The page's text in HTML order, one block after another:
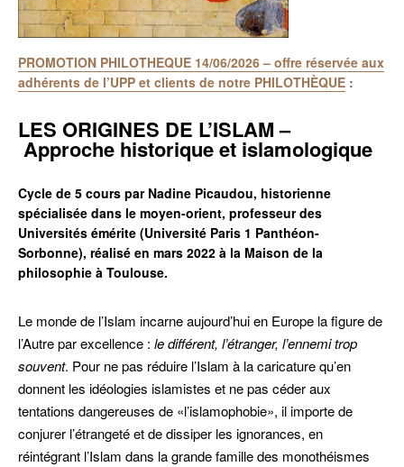
PROMOTION PHILOTHEQUE 14/06/2026 – offre réservée aux
adhérents de l’UPP et clients de notre PHILOTHÈQUE :
LES ORIGINES DE L’ISLAM –
Approche historique et islamologique
Cycle de 5 cours par Nadine Picaudou, historienne
spécialisée dans le moyen-orient, professeur des
Universités émérite (Université Paris 1 Panthéon-
Sorbonne), réalisé en mars 2022 à la Maison de la
philosophie à Toulouse.
Le monde de l’Islam incarne aujourd’hui en Europe la figure de
l’Autre par excellence : le différent, l’étranger, l’ennemi trop
souvent. Pour ne pas réduire l’Islam à la caricature qu’en
donnent les idéologies islamistes et ne pas céder aux
tentations dangereuses de «l’islamophobie», il importe de
conjurer l’étrangeté et de dissiper les ignorances, en
réintégrant l’Islam dans la grande famille des monothéismes